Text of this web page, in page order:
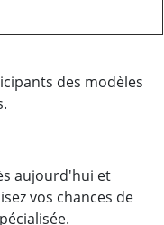
des modèles
aujourd'hui et
vos chances de